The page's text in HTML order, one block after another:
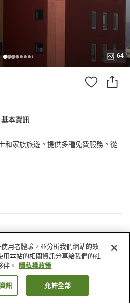
64
基本資訊
和家族旅遊。提供多種免費服務。從
自動販賣機
付費洗衣房
找客房
用者體驗，並分析我們網站的效
用本站的相關資訊分享給我們的社
伴。
隱私權政策
訊 允許全部